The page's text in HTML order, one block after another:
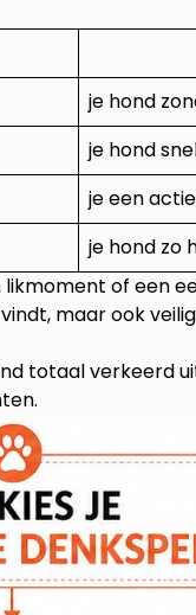
je hond
je hond
je een
je hond zo
of een
maar ook
totaal verkeerd